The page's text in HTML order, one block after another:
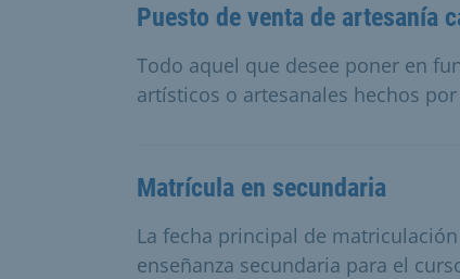
Puesto de venta de artesanía
Todo aquel que desee poner en
artísticos o artesanales hechos
Matrícula en secundaria
La fecha principal de
enseñanza secundaria para el